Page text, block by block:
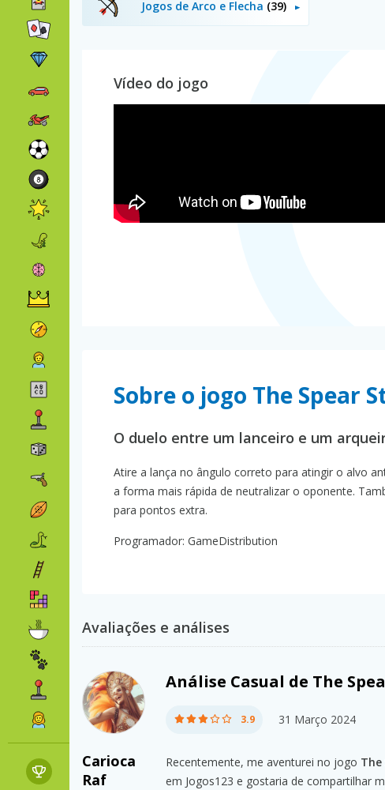
Jogos de Arco e Flecha (39)
Vídeo do jogo
Sobre o jogo The Spear
O duelo entre um lanceiro e um
Atire a lança no ângulo correto para atingir o alvo
a forma mais rápida de neutralizar o oponente.
para pontos extra.
Programador: GameDistribution
Avaliações e análises
Carioca
Raf
Análise Casual de The
3.9 31 Março 2024
Recentemente, me aventurei no jogo The
em Jogos123 e gostaria de compartilhar